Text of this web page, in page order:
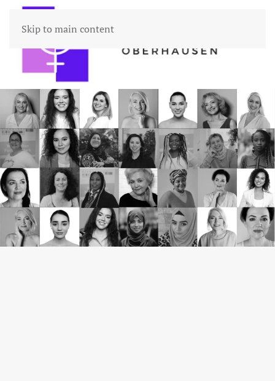
Skip to main content